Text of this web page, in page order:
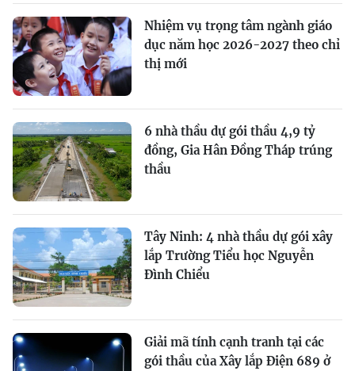
Nhiệm vụ trọng tâm ngành giáo
dục năm học 2026-2027 theo chỉ
thị mới
6 nhà thầu dự gói thầu 4,9 tỷ
đồng, Gia Hân Đồng Tháp trúng
thầu
Tây Ninh: 4 nhà thầu dự gói xây
lắp Trường Tiểu học Nguyễn
Đình Chiểu
Giải mã tính cạnh tranh tại các
gói thầu của Xây lắp Điện 689 ở